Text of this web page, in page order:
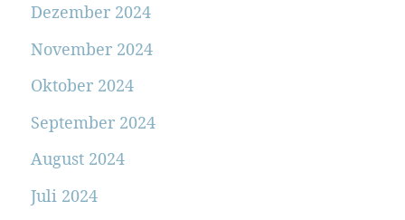
Dezember 2024
November 2024
Oktober 2024
September 2024
August 2024
Juli 2024